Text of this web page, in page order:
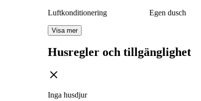
Luftkonditionering Egen dusch
Visa mer
Husregler och tillgänglighet
Inga husdjur